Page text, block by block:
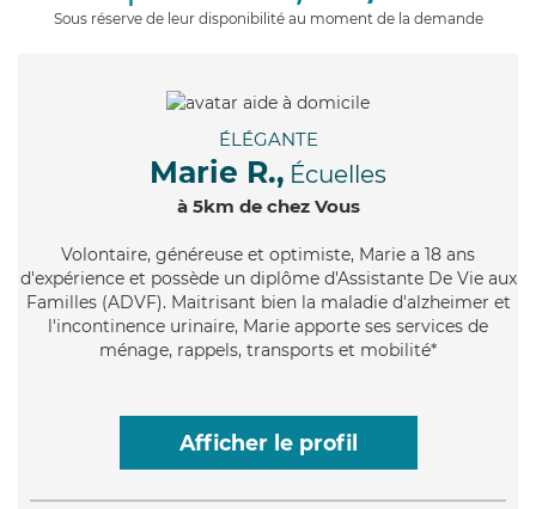
Sous réserve de leur disponibilité au moment de la demande
ÉLÉGANTE
Marie R., Écuelles
à 5km de chez Vous
Volontaire, généreuse et optimiste, Marie a 18 ans
d'expérience et possède un diplôme d'Assistante De Vie aux
Familles (ADVF). Maitrisant bien la maladie d'alzheimer et
l'incontinence urinaire, Marie apporte ses services de
ménage, rappels, transports et mobilité*
Afficher le profil